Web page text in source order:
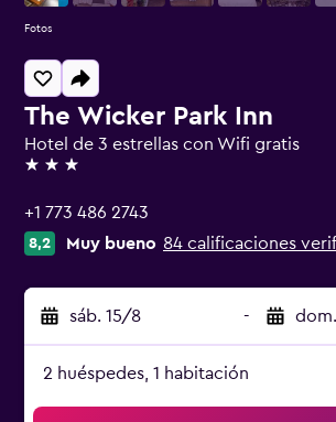
The Wicker Park Inn
Hotel de 3 estrellas con Wifi gratis
3 estrellas
+1 773 486 2743
8,2 Muy bueno 84 calificaciones
sáb. 15/8 -
2 huéspedes, 1 habitación
Fotos